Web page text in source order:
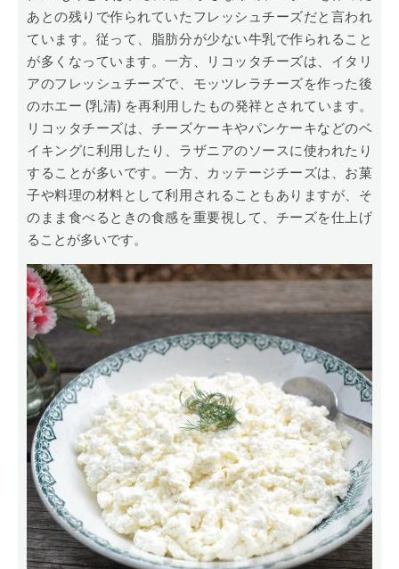
あとの残りで作られていたフレッシュチーズだと言われ
ています。従って、脂肪分が少ない牛乳で作られること
が多くなっています。一方、リコッタチーズは、イタリ
アのフレッシュチーズで、モッツレラチーズを作った後
のホエー (乳清) を再利用したもの発祥とされています。
リコッタチーズは、チーズケーキやパンケーキなどのベ
イキングに利用したり、ラザニアのソースに使われたり
することが多いです。一方、カッテージチーズは、お菓
子や料理の材料として利用されることもありますが、そ
のまま食べるときの食感を重要視して、チーズを仕上げ
ることが多いです。